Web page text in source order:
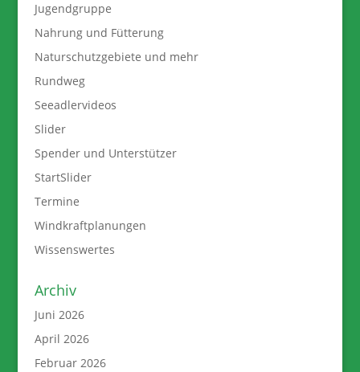
Jugendgruppe
Nahrung und Fütterung
Naturschutzgebiete und mehr
Rundweg
Seeadlervideos
Slider
Spender und Unterstützer
StartSlider
Termine
Windkraftplanungen
Wissenswertes
Archiv
Juni 2026
April 2026
Februar 2026